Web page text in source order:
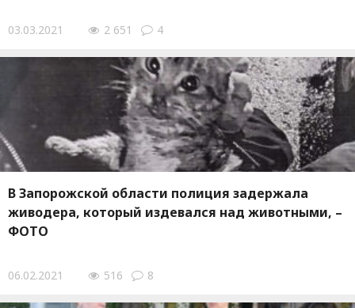
03.03.2021 2 651 4
В Запорожской области полиция задержала
живодера, который издевался над животными, –
ФОТО
06.02.2021 516 8